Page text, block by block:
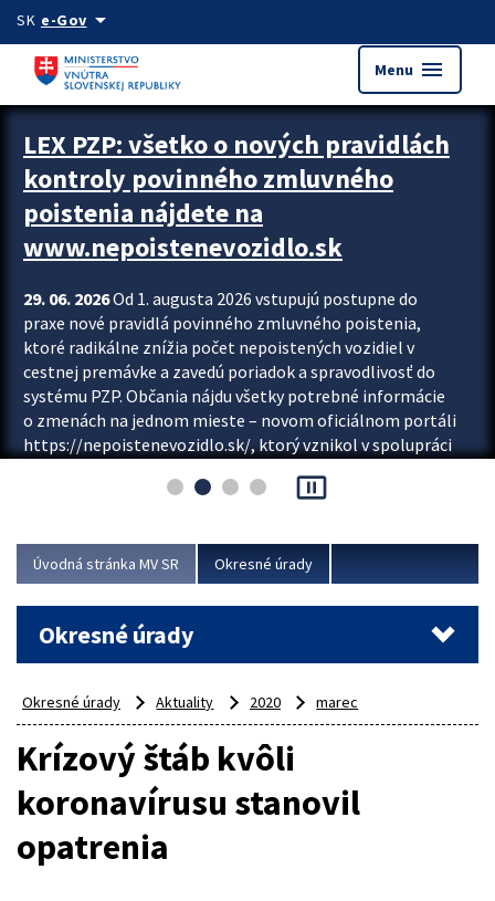
Preskocit na hlavný obsah
SK e-Govarrow_drop_down
Menu menu
Zastavit automatický posun upútavok
LEX PZP: všetko o nových pravidlách
kontroly povinného zmluvného
poistenia nájdete na
www.nepoistenevozidlo.sk
29. 06. 2026Od 1. augusta 2026 vstupujú postupne do
praxe nové pravidlá povinného zmluvného poistenia,
ktoré radikálne znížia počet nepoistených vozidiel v
cestnej premávke a zavedú poriadok a spravodlivosť do
systému PZP. Občania nájdu všetky potrebné informácie
o zmenách na jednom mieste – novom oficiálnom portáli
https://nepoistenevozidlo.sk/, ktorý vznikol v spolupráci
asociácie poisťovní (SLASPO) a Ministerstva vnútra SR.
Viac
pause_presentation
Úvodná stránka MV SR Okresné úrady
Okresné úrady
Okresné úrady Aktuality 2020 marec
Krízový štáb kvôli
koronavírusu stanovil
opatrenia